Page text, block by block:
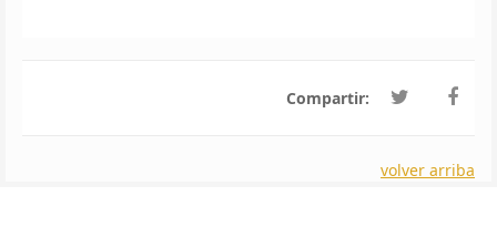
Compartir:
volver arriba